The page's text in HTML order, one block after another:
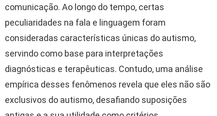
comunicação. Ao longo do tempo, certas
peculiaridades na fala e linguagem foram
consideradas características únicas do autismo,
servindo como base para interpretações
diagnósticas e terapêuticas. Contudo, uma análise
empírica desses fenômenos revela que eles não são
exclusivos do autismo, desafiando suposições